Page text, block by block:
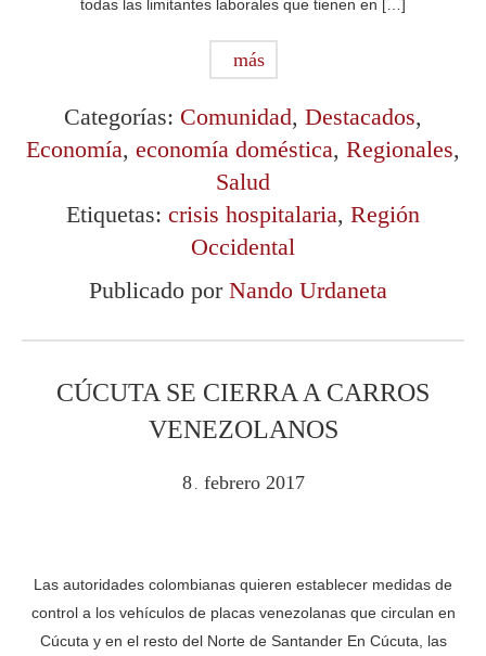
todas las limitantes laborales que tienen en […]
más
Categorías: Comunidad, Destacados,
Economía, economía doméstica, Regionales,
Salud
Etiquetas: crisis hospitalaria, Región
Occidental
Publicado por Nando Urdaneta
CÚCUTA SE CIERRA A CARROS
VENEZOLANOS
8 . febrero 2017
Las autoridades colombianas quieren establecer medidas de
control a los vehículos de placas venezolanas que circulan en
Cúcuta y en el resto del Norte de Santander En Cúcuta, las